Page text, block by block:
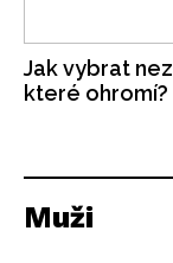
Jak vybrat
které ohromí?
Muži